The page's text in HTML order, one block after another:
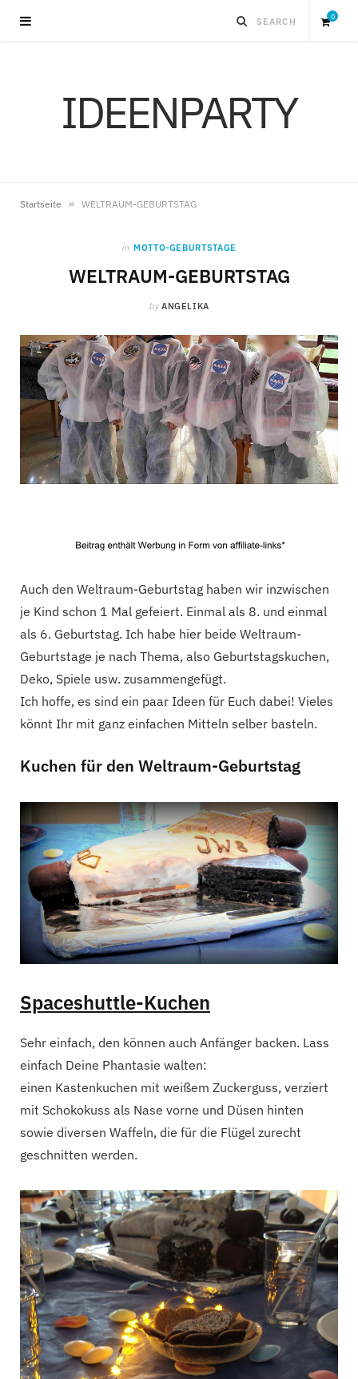
0
g
C
a
r
IDEENPARTY
Startseite » WELTRAUM-GEBURTSTAG
in MOTTO-GEBURTSTAGE
WELTRAUM-GEBURTSTAG
by ANGELIKA
Auch den Weltraum-Geburtstag haben wir inzwischen
je Kind schon 1 Mal gefeiert. Einmal als 8. und einmal
als 6. Geburtstag. Ich habe hier beide Weltraum-
Geburtstage je nach Thema, also Geburtstagskuchen,
Deko, Spiele usw. zusammengefügt.
Ich hoffe, es sind ein paar Ideen für Euch dabei! Vieles
könnt Ihr mit ganz einfachen Mitteln selber basteln.
Kuchen für den Weltraum-Geburtstag
Spaceshuttle-Kuchen
Sehr einfach, den können auch Anfänger backen. Lass
einfach Deine Phantasie walten:
einen Kastenkuchen mit weißem Zuckerguss, verziert
mit Schokokuss als Nase vorne und Düsen hinten
sowie diversen Waffeln, die für die Flügel zurecht
geschnitten werden.